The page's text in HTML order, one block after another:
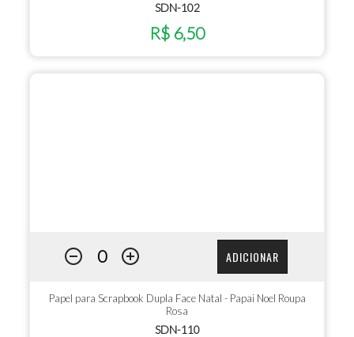
SDN-102
R$ 6,50
ADICIONAR
Papel para Scrapbook Dupla Face Natal - Papai Noel Roupa
Rosa
SDN-110